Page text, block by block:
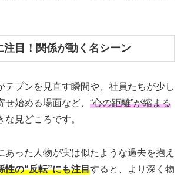
注目！関係が動く名シーン
テプンを見直す瞬間や、社員たちが少し
始める場面など、 “心の距離”が縮まる
な見どころです。
あった人物が実は似たような過去を抱え
性の“反転”にも注目すると、より深く物